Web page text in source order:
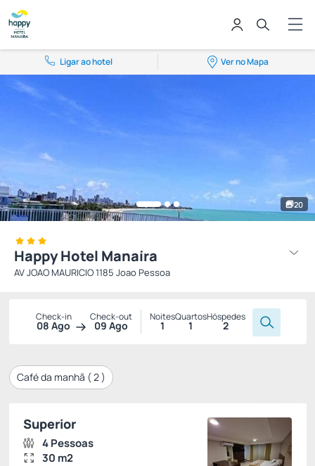
Ligar ao hotel Ver no Mapa
20
Happy Hotel Manaíra
AV JOAO MAURICIO 1185 Joao Pessoa
Check-in
08 Ago
Check-out
09 Ago
Noites
1
Quartos
1
Hóspedes
2
Café da manhã ( 2)
Superior
4 Pessoas
30 m2